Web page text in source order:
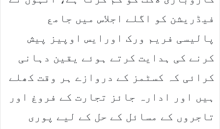
فیڈریشن کو اگلے اجلاس میں جامع
پالیسی فریم ورک اورایس اوپیز پیش
کرنے کی ہدایت کرتے ہوئے یقین دہانی
کرائی کہ کسٹمز کے دروازے ہر وقت کھلے
ہیں اور ادارہ جائز تجارت کے فروغ اور
تاجروں کے مسائل کے حل کے لیے پوری